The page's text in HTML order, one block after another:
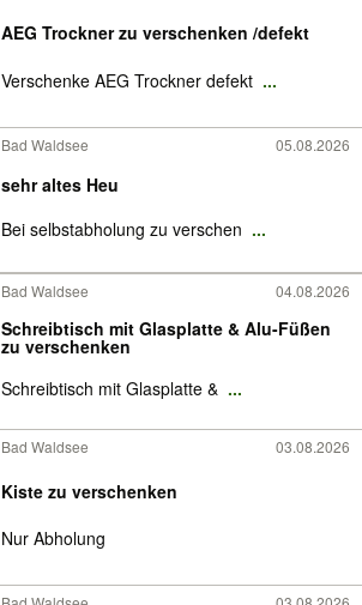
AEG Trockner zu verschenken /defekt
Verschenke AEG Trockner defekt ...
Bad Waldsee 05.08.2026
sehr altes Heu
Bei selbstabholung zu verschen ...
Bad Waldsee 04.08.2026
Schreibtisch mit Glasplatte & Alu-Füßen
zu verschenken
Schreibtisch mit Glasplatte & ...
Bad Waldsee 03.08.2026
Kiste zu verschenken
Nur Abholung